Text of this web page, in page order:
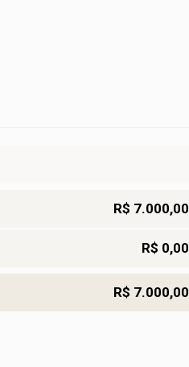
R$ 7.000,00
R$ 0,00
R$ 7.000,00